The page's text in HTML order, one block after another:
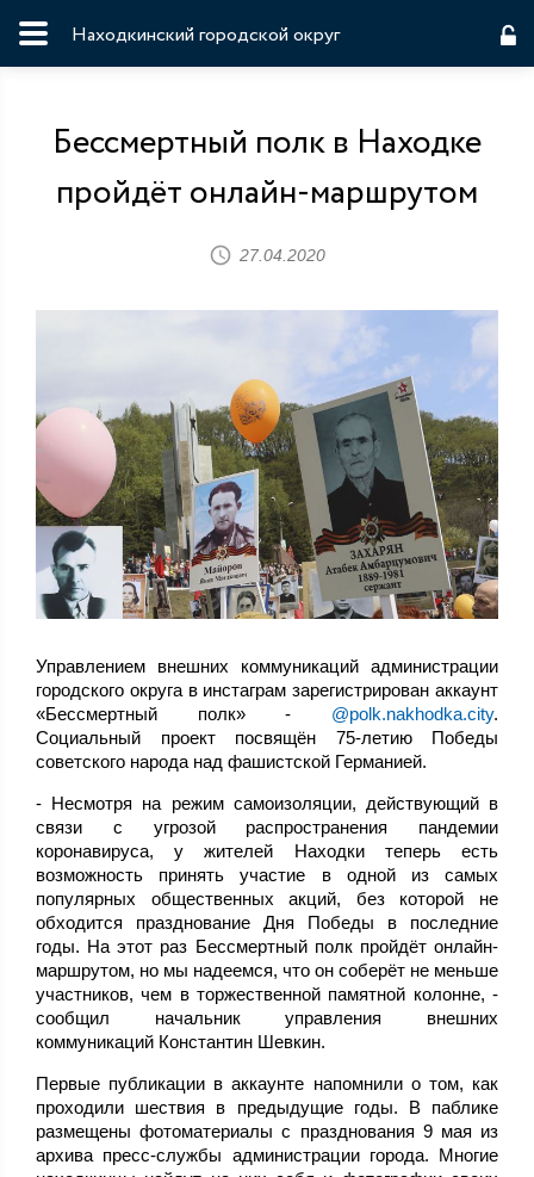
Находкинский городской округ
Бессмертный полк в Находке
пройдёт онлайн-маршрутом
27.04.2020
Управлением внешних коммуникаций администрации
городского округа в инстаграм зарегистрирован аккаунт
«Бессмертный полк» - @polk.nakhodka.city.
Социальный проект посвящён 75-летию Победы
советского народа над фашистской Германией.
- Несмотря на режим самоизоляции, действующий в
связи с угрозой распространения пандемии
коронавируса, у жителей Находки теперь есть
возможность принять участие в одной из самых
популярных общественных акций, без которой не
обходится празднование Дня Победы в последние
годы. На этот раз Бессмертный полк пройдёт онлайн-
маршрутом, но мы надеемся, что он соберёт не меньше
участников, чем в торжественной памятной колонне, -
сообщил начальник управления внешних
коммуникаций Константин Шевкин.
Первые публикации в аккаунте напомнили о том, как
проходили шествия в предыдущие годы. В паблике
размещены фотоматериалы с празднования 9 мая из
архива пресс-службы администрации города. Многие